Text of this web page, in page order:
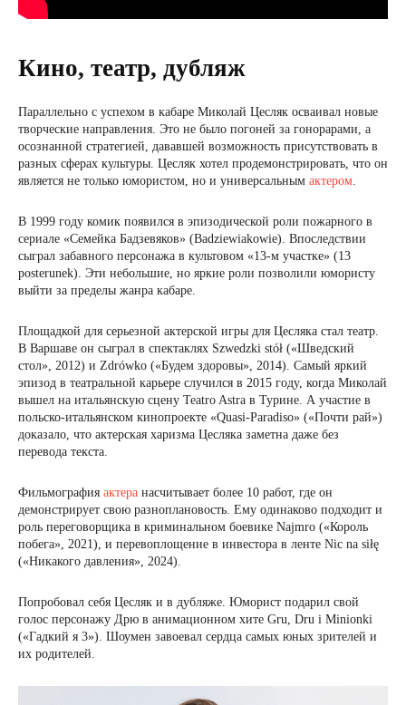
Кино, театр, дубляж
Параллельно с успехом в кабаре Миколай Цесляк осваивал новые
творческие направления. Это не было погоней за гонорарами, а
осознанной стратегией, дававшей возможность присутствовать в
разных сферах культуры. Цесляк хотел продемонстрировать, что он
является не только юмористом, но и универсальным актером
В 1999 году комик появился в эпизодической роли пожарного в
сериале «Семейка Бадзевяков» (Badziewiakowie). Впоследствии
сыграл забавного персонажа в культовом «13-м участке» (13
posterunek). Эти небольшие, но яркие роли позволили юмористу
выйти за пределы жанра кабаре.
Площадкой для серьезной актерской игры для Цесляка стал театр.
В Варшаве он сыграл в спектаклях Szwedzki stół («Шведский
стол», 2012) и Zdrówko («Будем здоровы», 2014). Самый яркий
эпизод в театральной карьере случился в 2015 году, когда Миколай
вышел на итальянскую сцену Teatro Astra в Турине. А участие в
польско-итальянском кинопроекте «Quasi-Paradiso» («Почти рай»)
доказало, что актерская харизма Цесляка заметна даже без
перевода текста.
Фильмография актера насчитывает более 10 работ, где он
демонстрирует свою разноплановость. Ему одинаково подходит и
роль переговорщика в криминальном боевике Najmro («Король
побега», 2021), и перевоплощение в инвестора в ленте Nic na siłę
(«Никакого давления», 2024).
Попробовал себя Цесляк и в дубляже. Юморист подарил свой
голос персонажу Дрю в анимационном хите Gru, Dru i Minionki
(«Гадкий я 3»). Шоумен завоевал сердца самых юных зрителей и
их родителей.